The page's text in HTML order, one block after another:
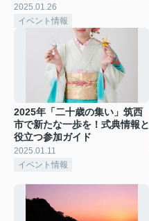
2025.01.26
イベント情報
2025年「二十歳の集い」筑西
市で新たな一歩を！式典情報と
役立つ参加ガイド
2025.01.11
イベント情報